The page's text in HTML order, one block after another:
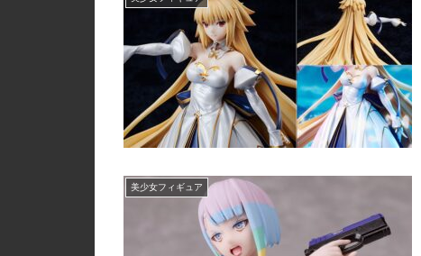
美少女フィギュア